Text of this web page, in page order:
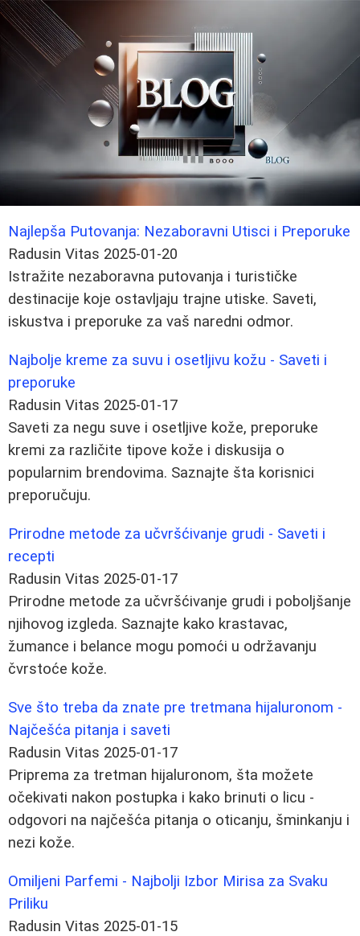
Najlepša Putovanja: Nezaboravni Utisci i Preporuke
Radusin Vitas 2025-01-20
Istražite nezaboravna putovanja i turističke
destinacije koje ostavljaju trajne utiske. Saveti,
iskustva i preporuke za vaš naredni odmor.
Najbolje kreme za suvu i osetljivu kožu - Saveti i
preporuke
Radusin Vitas 2025-01-17
Saveti za negu suve i osetljive kože, preporuke
kremi za različite tipove kože i diskusija o
popularnim brendovima. Saznajte šta korisnici
preporučuju.
Prirodne metode za učvršćivanje grudi - Saveti i
recepti
Radusin Vitas 2025-01-17
Prirodne metode za učvršćivanje grudi i poboljšanje
njihovog izgleda. Saznajte kako krastavac,
žumance i belance mogu pomoći u održavanju
čvrstoće kože.
Sve što treba da znate pre tretmana hijaluronom -
Najčešća pitanja i saveti
Radusin Vitas 2025-01-17
Priprema za tretman hijaluronom, šta možete
očekivati nakon postupka i kako brinuti o licu -
odgovori na najčešća pitanja o oticanju, šminkanju i
nezi kože.
Omiljeni Parfemi - Najbolji Izbor Mirisa za Svaku
Priliku
Radusin Vitas 2025-01-15